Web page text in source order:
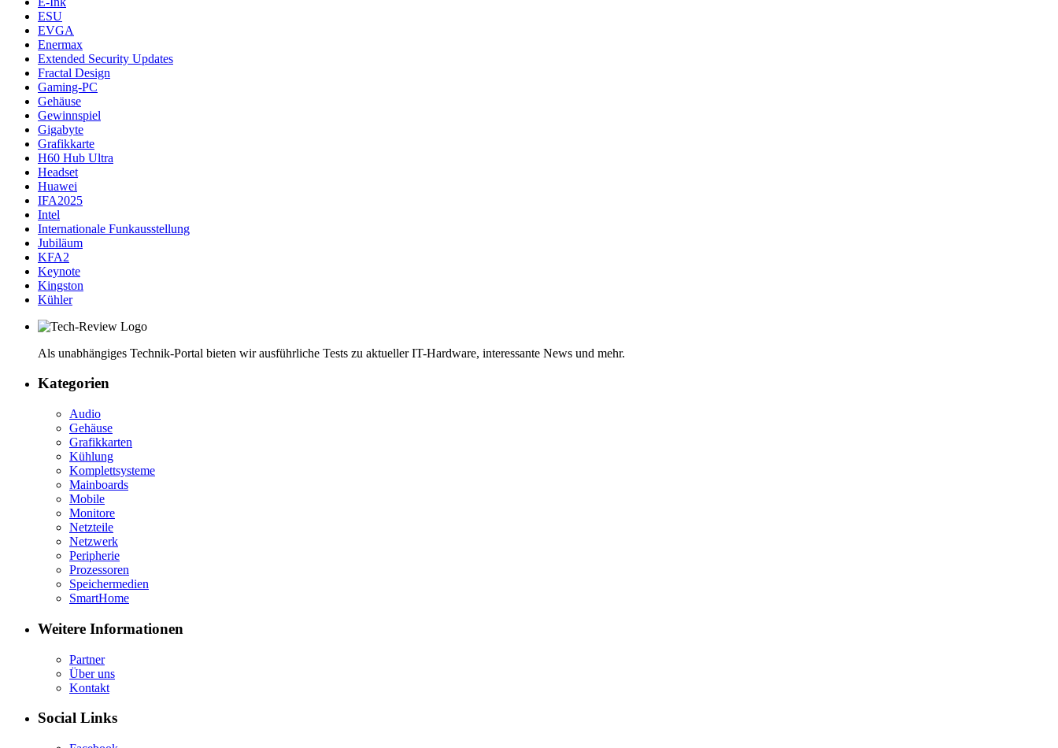
ESU
EVGA
Enermax
Extended Security Updates
Fractal Design
Gaming-PC
Gehäuse
Gewinnspiel
Gigabyte
Grafikkarte
H60 Hub Ultra
Headset
Huawei
IFA2025
Intel
Internationale Funkausstellung
Jubiläum
KFA2
Keynote
Kingston
Kühler
Als unabhängiges Technik-Portal bieten wir ausführliche Tests zu aktueller IT-Hardware, interessante News und mehr.
Kategorien
Audio
Gehäuse
Grafikkarten
Kühlung
Komplettsysteme
Mainboards
Mobile
Monitore
Netzteile
Netzwerk
Peripherie
Prozessoren
Speichermedien
SmartHome
Weitere Informationen
Partner
Über uns
Kontakt
Social Links